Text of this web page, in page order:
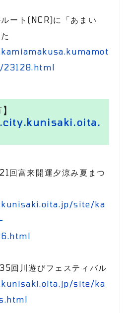
ート(NCR)に「あまい
回富来開運夕涼み夏まつ
site/ka
回川遊びフェスティバル
site/ka